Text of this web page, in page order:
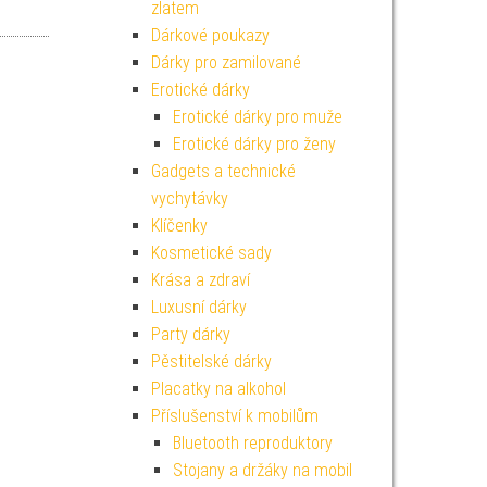
zlatem
Dárkové poukazy
Dárky pro zamilované
Erotické dárky
Erotické dárky pro muže
Erotické dárky pro ženy
Gadgets a technické
vychytávky
Klíčenky
Kosmetické sady
Krása a zdraví
Luxusní dárky
Party dárky
Pěstitelské dárky
Placatky na alkohol
Příslušenství k mobilům
Bluetooth reproduktory
Stojany a držáky na mobil